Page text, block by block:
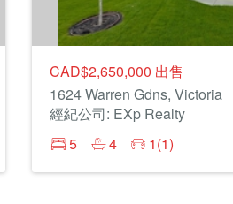
CAD$2,650,000 出售
1624 Warren Gdns, Victoria
經紀公司: EXp Realty
5
4 1(1)